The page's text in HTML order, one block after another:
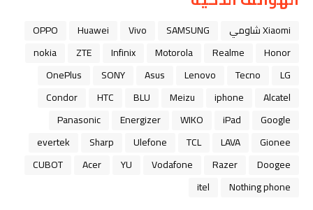
Xiaomi شاومي SAMSUNG
Vivo
Huawei
OPPO
Honor
Realme
Motorola
Infinix
ZTE
nokia
LG
Tecno
Lenovo
Asus
SONY
OnePlus
Alcatel
iphone
Meizu
BLU
HTC
Condor
Google
iPad
WIKO
Energizer
Panasonic
Gionee
LAVA
TCL
Ulefone
Sharp
evertek
Doogee
Razer
Vodafone
YU
Acer
CUBOT
Nothing phone
itel